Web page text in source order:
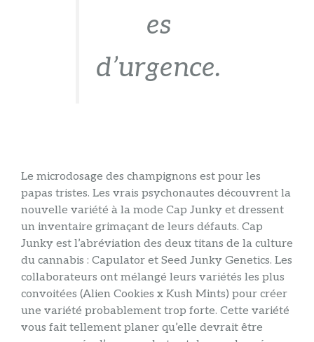
es
d’urgence.
Le microdosage des champignons est pour les
papas tristes. Les vrais psychonautes découvrent la
nouvelle variété à la mode Cap Junky et dressent
un inventaire grimaçant de leurs défauts. Cap
Junky est l’abréviation des deux titans de la culture
du cannabis : Capulator et Seed Junky Genetics. Les
collaborateurs ont mélangé leurs variétés les plus
convoitées (Alien Cookies x Kush Mints) pour créer
une variété probablement trop forte. Cette variété
vous fait tellement planer qu’elle devrait être